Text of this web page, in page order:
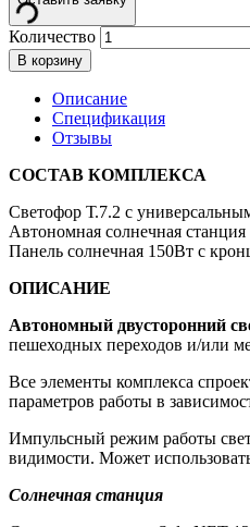
Количество
В корзину
Описание
Спецификация
Отзывы
СОСТАВ КОМПЛЕКСА
Светофор Т.7.2 с
Автономная солнечная
Панель солнечная 150Вт с
ОПИСАНИЕ
Автономный двусторонний
пешеходных переходов и/или
Все элементы комплекса
параметров работы в
Импульсный режим работы
видимости. Может
Солнечная станция